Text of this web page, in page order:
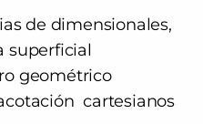
de dimensionales,
superficial
geométrico
cartesianos